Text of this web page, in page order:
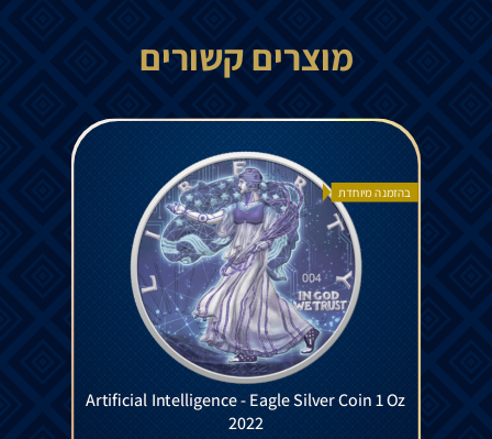
מוצרים קשורים
בהזמנה מיוחדת
Artificial Intelligence - Eagle Silver Coin 1 Oz
2022